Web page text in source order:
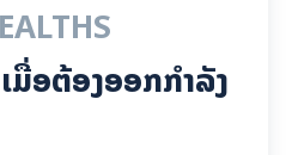
ມື່ອຕ້ອງອອກກຳລັງ